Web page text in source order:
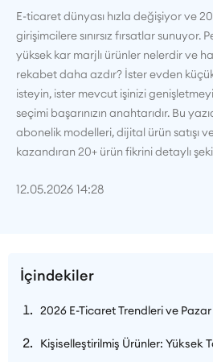
E-ticaret dünyası hızla değişiyor ve
girişimcilere sınırsız fırsatlar sunuyor.
yüksek kar marjlı ürünler nelerdir ve
rekabet daha azdır? İster evden
isteyin, ister mevcut işinizi
seçimi başarınızın anahtarıdır. Bu
abonelik modelleri, dijital ürün satışı
kazandıran 20+ ürün fikrini detaylı
12.05.2026 14:28
İçindekiler
2026 E-Ticaret Trendleri ve
Kişiselleştirilmiş Ürünler: Yüksek